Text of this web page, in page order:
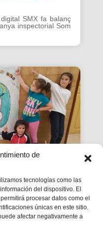
de
tecnologías como las
del dispositivo. El
procesar datos como el
únicas en este sitio.
afectar negativamente a
SMX fa balanç
inspectorial Som
hace
curso de